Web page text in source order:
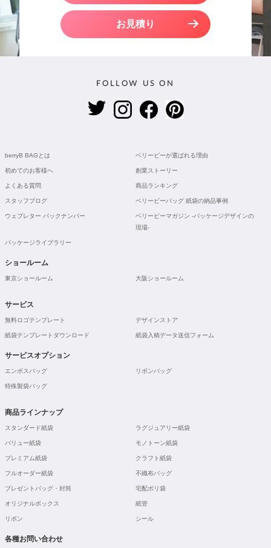
お見積り
FOLLOW US ON
berryB BAGとは ベリービーが選ばれる理由
初めてのお客様へ 創業ストーリー
よくある質問 商品ランキング
スタッフブログ ベリービーバッグ 紙袋の納品事例
ウェブレター バックナンバー
ベリービーマガジン -パッケージデザインの
現場-
パッケージライブラリー
ショールーム
東京ショールーム 大阪ショールーム
サービス
無料ロゴテンプレート デザインストア
紙袋テンプレートダウンロード 紙袋入稿データ送信フォーム
サービスオプション
エンボスバッグ リボンバッグ
特殊製袋バッグ
商品ラインナップ
スタンダード紙袋 ラグジュアリー紙袋
バリュー紙袋 モノトーン紙袋
プレミアム紙袋 クラフト紙袋
フルオーダー紙袋 不織布バッグ
プレゼントバッグ・封筒 宅配ポリ袋
オリジナルボックス 紙管
リボン シール
各種お問い合わせ